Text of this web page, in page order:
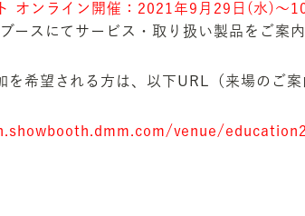
オンライン開催：2021年9月29日(水)～
ースにてサービス・取り扱い製品をご案内
を希望される方は、以下URL（来場のご
venue/